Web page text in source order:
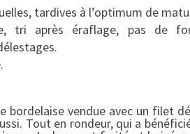
U
R
S
)
tardives à l’optimum de
tri après éraflage, pas de
bordelaise vendue avec un filet
Tout en rondeur, qui a